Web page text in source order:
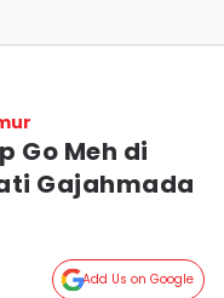
Go Meh di
Gajahmada
Add Us on Google